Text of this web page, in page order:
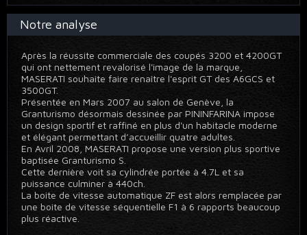
Notre analyse
Après la réussite commerciale des coupés 3200 et 4200GT
qui ont nettement revalorisé l'image de la marque,
MASERATI souhaite faire renaître l'esprit GT des A6GCS et
3500GT.
Présentée en Mars 2007 au salon de Genève, la
Granturismo désormais dessinée par PININFARINA impose
un design sportif et raffiné en plus d'un habitacle moderne
et élégant permettant d’accueillir quatre adultes.
En Avril 2008, MASERATI propose une version plus sportive
baptisée Granturismo S.
Cette dernière voit sa cylindrée portée à 4.7L et sa
puissance culminer à 440ch.
La boite de vitesse automatique ZF est alors remplacée par
une boite de vitesse séquentielle F1 à 6 rapports beaucoup
plus réactive.